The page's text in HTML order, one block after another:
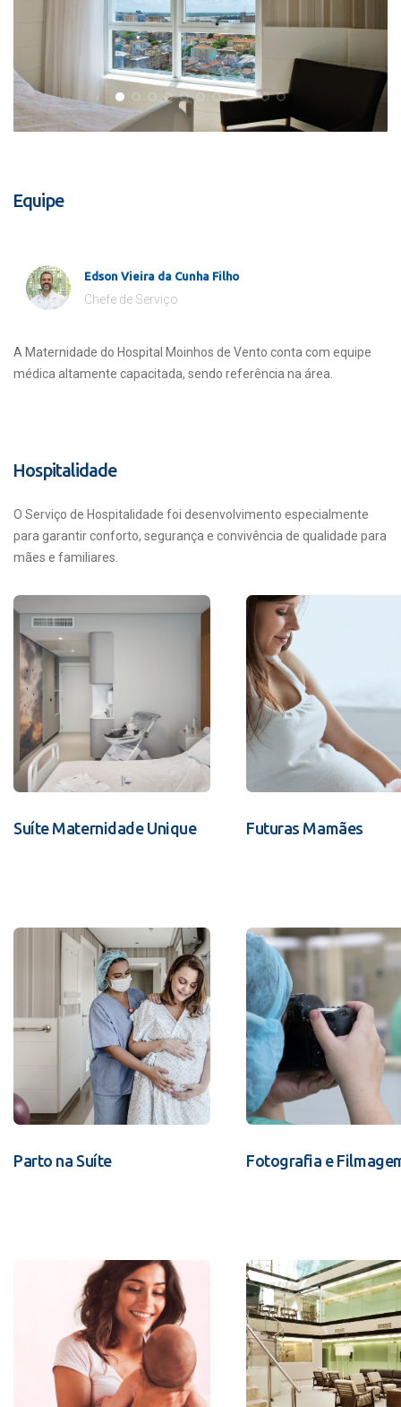
Equipe
Edson Vieira da Cunha Filho
Chefe de Serviço
A Maternidade do Hospital Moinhos de Vento conta com equipe
médica altamente capacitada, sendo referência na área.
Hospitalidade
O Serviço de Hospitalidade foi desenvolvimento especialmente
para garantir conforto, segurança e convivência de qualidade para
mães e familiares.
Suíte Maternidade Unique Futuras Mamães
Parto na Suíte Fotografia e